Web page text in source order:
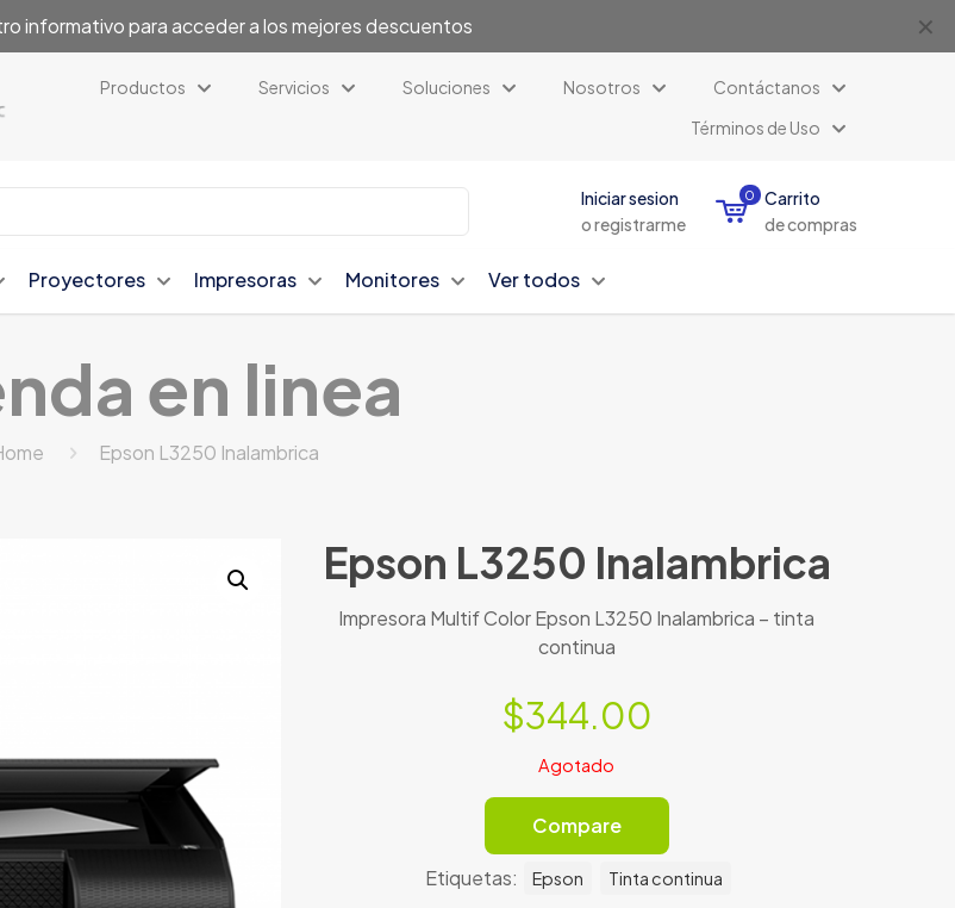
informativo para acceder a los mejores descuentos ✕
Productos Servicios Soluciones Nosotros
Contáctanos
Términos de Uso
Iniciar sesion
o registrarme
0
Carrito
de compras
Proyectores Impresoras Monitores Ver todos
en linea
Epson L3250 Inalambrica
Epson L3250 Inalambrica
Impresora Multif Color Epson L3250 Inalambrica – tinta
continua
$344.00
Agotado
Compare
Etiquetas: Epson Tinta continua